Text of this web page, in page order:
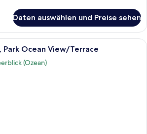
Daten auswählen und Preise sehen
Ein Hotelzimmer mit einem großen
Park Ocean View/Terrace
(Ozean)